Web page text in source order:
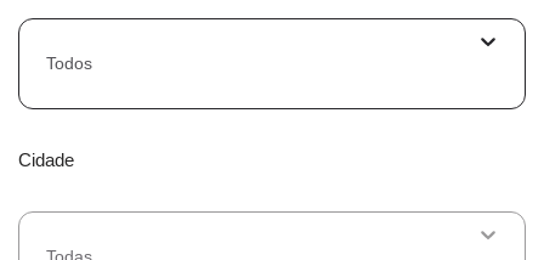
Todos
Cidade